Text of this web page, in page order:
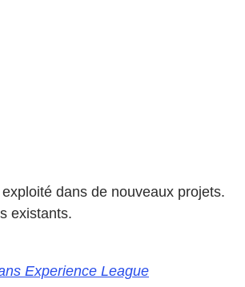
dans de nouveaux projets.
existants.
Experience League